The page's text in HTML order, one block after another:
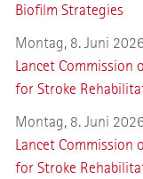
Biofilm Strategies
Montag, 8. Juni
Lancet Commission
for Stroke
Montag, 8. Juni
Lancet Commission
for Stroke